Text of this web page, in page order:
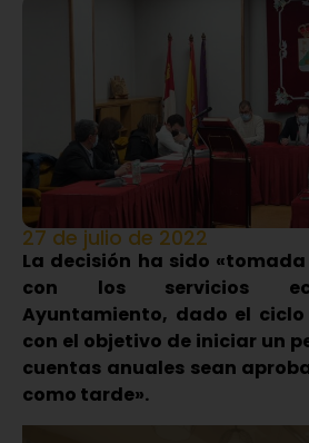
27 de julio de 2022
La decisión ha sido
con los servicios
Ayuntamiento, dado el
con el objetivo de iniciar un
cuentas anuales sean
como tarde».